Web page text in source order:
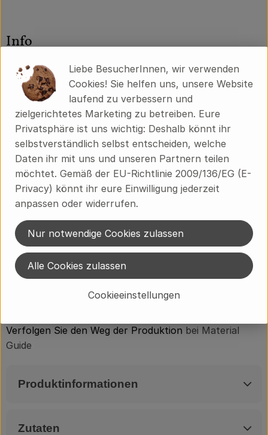
Info
Zutaten:
Trinkwasser, Möhre**, Zwiebeln**, Porree**,
Sellerie**
, Meersalz, Piment*, Lorbeerblatt*,
Wacholderbeere*, Pfeffer*
*bio **demeter
Nährwerte je 100 ml:
Brennwert: 12,6 kJ / 3,0 kcal
Fett: 0,4 g
davon gesättigte Fettsäuren: 0,1 g
Kohlenhydrate: 0,2 g
davon Zucker: 0,1 g
Eiweiß: 0,3 g
Salz: 0,455 g
Wie wird unsere Gemüsebrühe hergestellt?
Verfolgen Sie den Weg der Produktion bei Material
Guide
Produktinformationen
Zutaten
Liebe BesucherInnen, wir verwenden
Cookies! Sie helfen uns, unsere Website
laufend zu verbessern und
zielgerichtetes Marketing zu betreiben. Eure
Privatsphäre ist uns wichtig: Deshalb könnt ihr
selbstverständlich selbst entscheiden, welche
Daten ihr mit uns und unseren Partnern teilen
möchtet. Gemäß der EU-Richtlinie 2009/136/EG (E-
Privacy) könnt ihr eure Einwilligung jederzeit
anpassen oder widerrufen.
Cookieeinstellungen
Nur notwendige Cookies zulassen
Alle Cookies zulassen